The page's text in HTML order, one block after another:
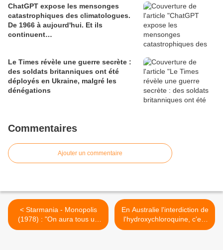
ChatGPT expose les mensonges
catastrophiques des climatologues.
De 1966 à aujourd'hui. Et ils
continuent…
Le Times révèle une guerre secrète :
des soldats britanniques ont été
déployés en Ukraine, malgré les
dénégations
Commentaires
Ajouter un commentaire
< Starmania - Monopolis
(1978) : "On aura tous un
numéro Dans le dos Et une
En Australie l'interdiction de
l'hydroxychloroquine, c'est
du pénal >